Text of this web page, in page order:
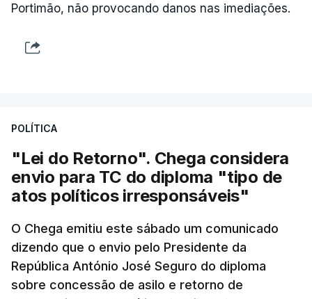
Portimão, não provocando danos nas imediações.
POLÍTICA
"Lei do Retorno". Chega considera
envio para TC do diploma "tipo de
atos políticos irresponsáveis"
O Chega emitiu este sábado um comunicado
dizendo que o envio pelo Presidente da
República António José Seguro do diploma
sobre concessão de asilo e retorno de